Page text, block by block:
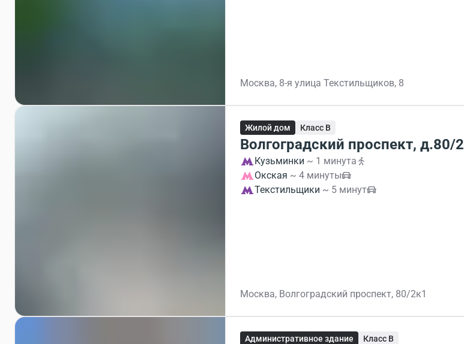
Москва, 8-я улица Текстильщиков, 8
Жилой дом Класс B
Волгоградский проспект, д.80/2
Кузьминки ~ 1 минута
Окская ~ 4 минуты
Текстильщики ~ 5 минут
Москва, Волгоградский проспект, 80/2к1
Административное здание Класс B